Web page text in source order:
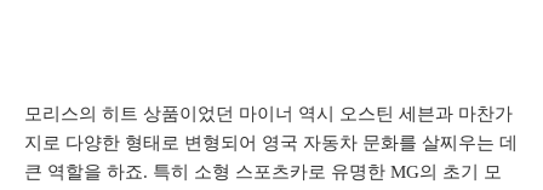
모리스의 히트 상품이었던 마이너 역시 오스틴 세븐과 마찬가
지로 다양한 형태로 변형되어 영국 자동차 문화를 살찌우는 데
큰 역할을 하죠. 특히 소형 스포츠카로 유명한 MG의 초기 모